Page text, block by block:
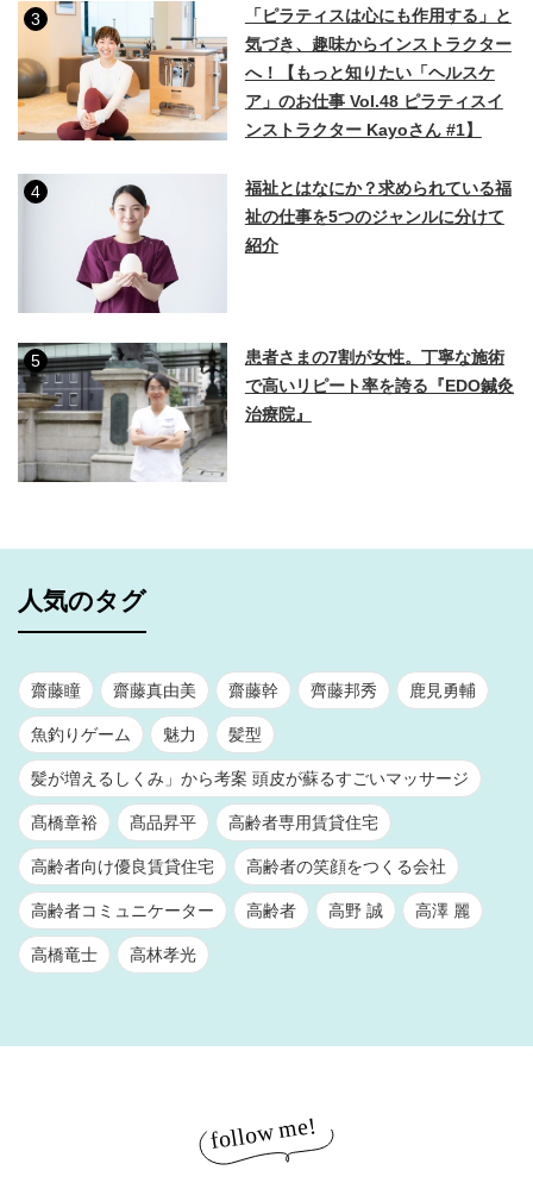
3
「ピラティスは心にも作用する」と
気づき、趣味からインストラクター
へ！【もっと知りたい「ヘルスケ
ア」のお仕事 Vol.48 ピラティスイ
ンストラクター Kayoさん #1】
4
福祉とはなにか？求められている福
祉の仕事を5つのジャンルに分けて
紹介
5
患者さまの7割が女性。丁寧な施術
で高いリピート率を誇る『EDO鍼灸
治療院』
人気のタグ
齋藤瞳 齋藤真由美 齋藤幹 齊藤邦秀 鹿見勇輔
魚釣りゲーム 魅力 髪型
髪が増えるしくみ」から考案 頭皮が蘇るすごいマッサージ
髙橋章裕 髙品昇平 高齢者専用賃貸住宅
高齢者向け優良賃貸住宅 高齢者の笑顔をつくる会社
高齢者コミュニケーター 高齢者 高野 誠 高澤 麗
高橋竜士 高林孝光